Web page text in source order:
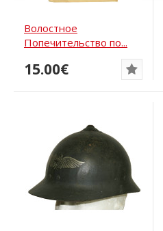
Волостное
Попечительство по...
15.00€